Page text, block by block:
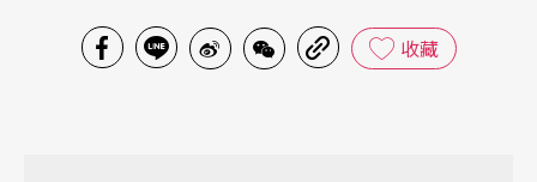
收藏